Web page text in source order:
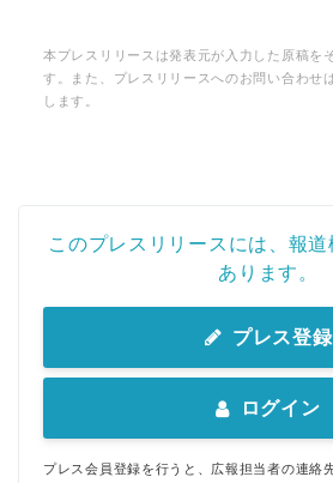
本プレスリリースは発表元が入力した原稿を
す。また、プレスリリースへのお問い合わせ
します。
このプレスリリースには、報
あります。
プレス登録
ログイン
プレス会員登録を行うと、広報担当者の連絡